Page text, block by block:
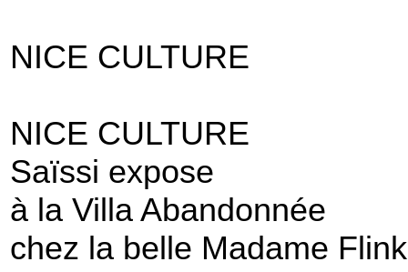
NICE CULTURE
NICE CULTURE
Saïssi expose
à la Villa Abandonnée
chez la belle Madame